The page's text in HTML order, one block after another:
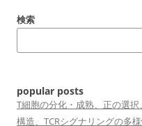
ゲ
ン
検索
popular posts
T細胞の分化・成熟、正の選
構造、TCRシグナリングの多